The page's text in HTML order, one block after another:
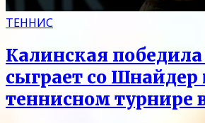
ТЕННИС
Калинская победила
сыграет со Шнайдер
теннисном турнире